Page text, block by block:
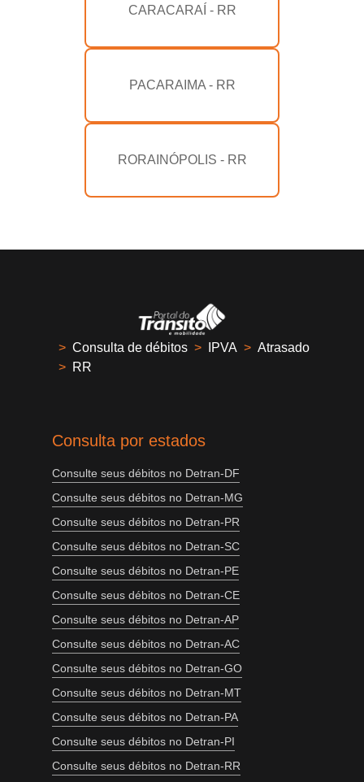
CARACARAÍ - RR
PACARAIMA - RR
RORAINÓPOLIS - RR
> Consulta de débitos > IPVA > Atrasado
> RR
Consulta por estados
Consulte seus débitos no Detran-DF
Consulte seus débitos no Detran-MG
Consulte seus débitos no Detran-PR
Consulte seus débitos no Detran-SC
Consulte seus débitos no Detran-PE
Consulte seus débitos no Detran-CE
Consulte seus débitos no Detran-AP
Consulte seus débitos no Detran-AC
Consulte seus débitos no Detran-GO
Consulte seus débitos no Detran-MT
Consulte seus débitos no Detran-PA
Consulte seus débitos no Detran-PI
Consulte seus débitos no Detran-RR